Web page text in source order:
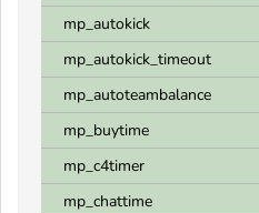
mp_autokick
mp_autokick_timeout
mp_autoteambalance
mp_buytime
mp_c4timer
mp_chattime